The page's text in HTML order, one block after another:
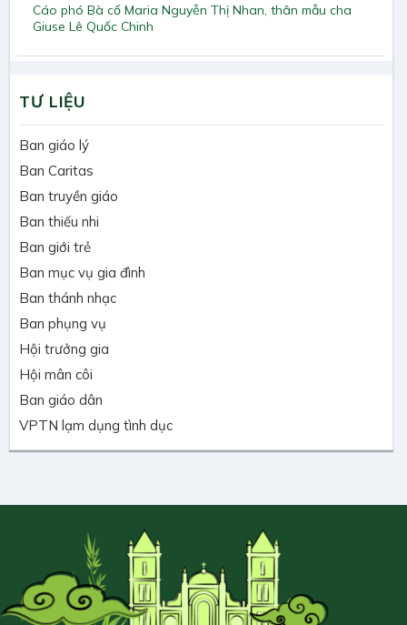
Cáo phó Bà cố Maria Nguyễn Thị Nhan, thân mẫu cha
Giuse Lê Quốc Chinh
TƯ LIỆU
Ban giáo lý
Ban Caritas
Ban truyền giáo
Ban thiếu nhi
Ban giới trẻ
Ban mục vụ gia đình
Ban thánh nhạc
Ban phụng vụ
Hội trưởng gia
Hội mân côi
Ban giáo dân
VPTN lạm dụng tình dục